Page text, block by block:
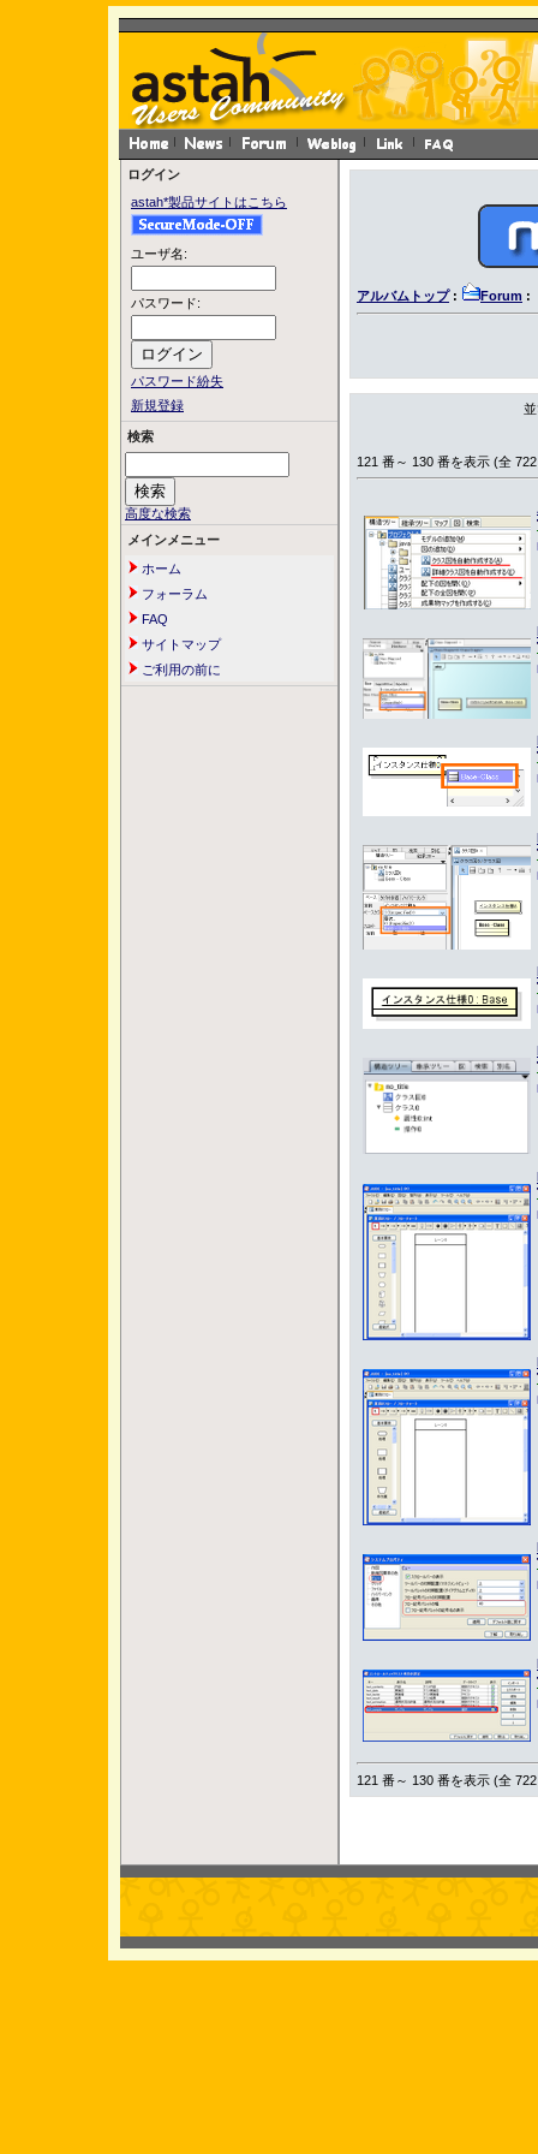
ログイン
astah*製品サイトはこちら
ユーザ名:
パスワード:
パスワード紛失
新規登録
検索
高度な検索
メインメニュー
ホーム
フォーラム
FAQ
サイトマップ
ご利用の前に
アルバムトップ: Forum :
121 番～ 130 番を表示 (全
121 番～ 130 番を表示 (全